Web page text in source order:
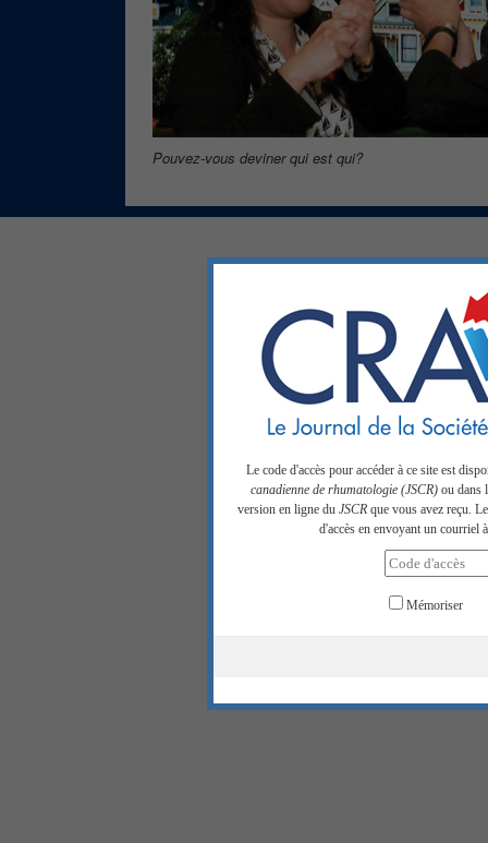
Pouvez-vous deviner qui est qui?
Le code d'accès pour accéder à ce site est
canadienne de rhumatologie (JSCR)ou dans
version en ligne du JSCRque vous avez reçu.
d'accès en envoyant un courriel
Mémoriser